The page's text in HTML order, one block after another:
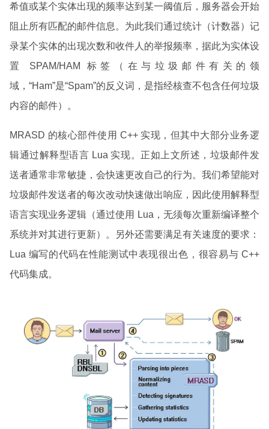
希值或某个实体出现的频率达到某一阈值后，服务器会开始
阻止所有匹配的邮件信息。为此我们通过统计（计数器）记
录某个实体的出现次数和收件人的举报频率，据此为实体设
置 SPAM/HAM 标签（在与垃圾邮件有关的领
域，“Ham”是“Spam”的反义词，是指经核查不包含任何垃圾
内容的邮件）。
MRASD 的核心部件使用 C++ 实现，但其中大部分业务逻
辑通过解释型语言 Lua 实现。正如上文所述，垃圾邮件发
送者通常非常敏捷，会快速更改自己的行为。我们希望能对
垃圾邮件发送者的每次改动快速做出响应，因此使用解释型
语言实现业务逻辑（通过使用 Lua，无须每次重新编译整个
系统并对其进行更新）。另外还需要满足有关速度的要求：
Lua 编写的代码在性能测试中表现很出色，很容易与 C++
代码集成。